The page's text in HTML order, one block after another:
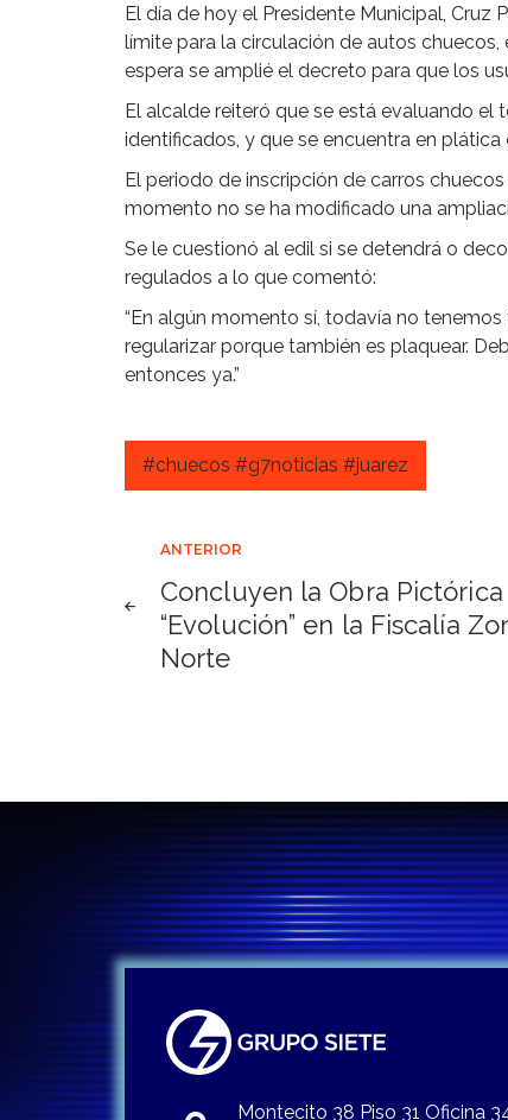
El día de hoy el Presidente Municipal, Cruz
límite para la circulación de autos
espera se amplié el decreto para que los
El alcalde reiteró que se está evaluando
identificados, y que se encuentra en plática
El periodo de inscripción de carros
momento no se ha modificado una
Se le cuestionó al edil si se detendrá o
regulados a lo que comentó:
“En algún momento sí, todavía no
regularizar porque también es plaquear.
entonces ya.”
#chuecos #g7noticias #juarez
Navegación
de
entradas
ANTERIOR
Concluyen la Obra Pictórica
“Evolución” en la Fiscalía
Norte
Montecito 38 Piso 31 Oficina